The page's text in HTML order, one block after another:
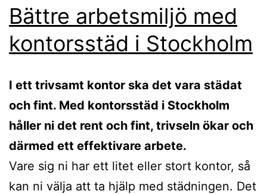
Bättre arbetsmiljö med
kontorsstäd i Stockholm
I ett trivsamt kontor ska det vara städat
och fint. Med kontorsstäd i Stockholm
håller ni det rent och fint, trivseln ökar och
därmed ett effektivare arbete.
Vare sig ni har ett litet eller stort kontor, så
kan ni välja att ta hjälp med städningen. Det